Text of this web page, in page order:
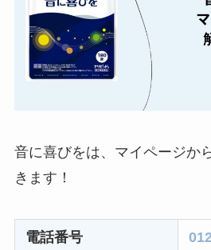
な
電
る
音に喜びをは、マイページか
きます！
電話番号